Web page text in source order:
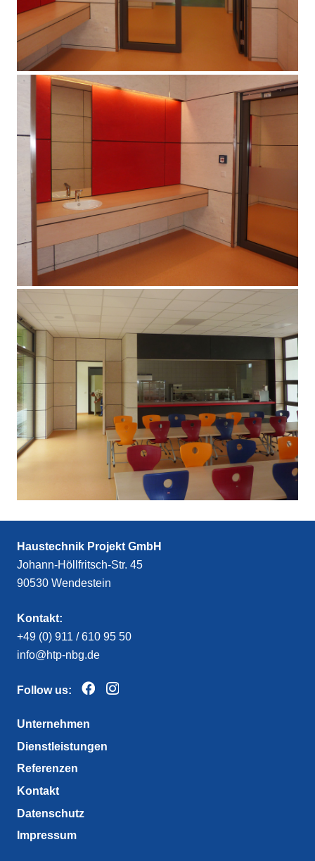
Haustechnik Projekt GmbH
Johann-Höllfritsch-Str. 45
90530 Wendestein
Kontakt:
+49 (0) 911 / 610 95 50
info@htp-nbg.de
Follow us:
Unternehmen
Dienstleistungen
Referenzen
Kontakt
Datenschutz
Impressum